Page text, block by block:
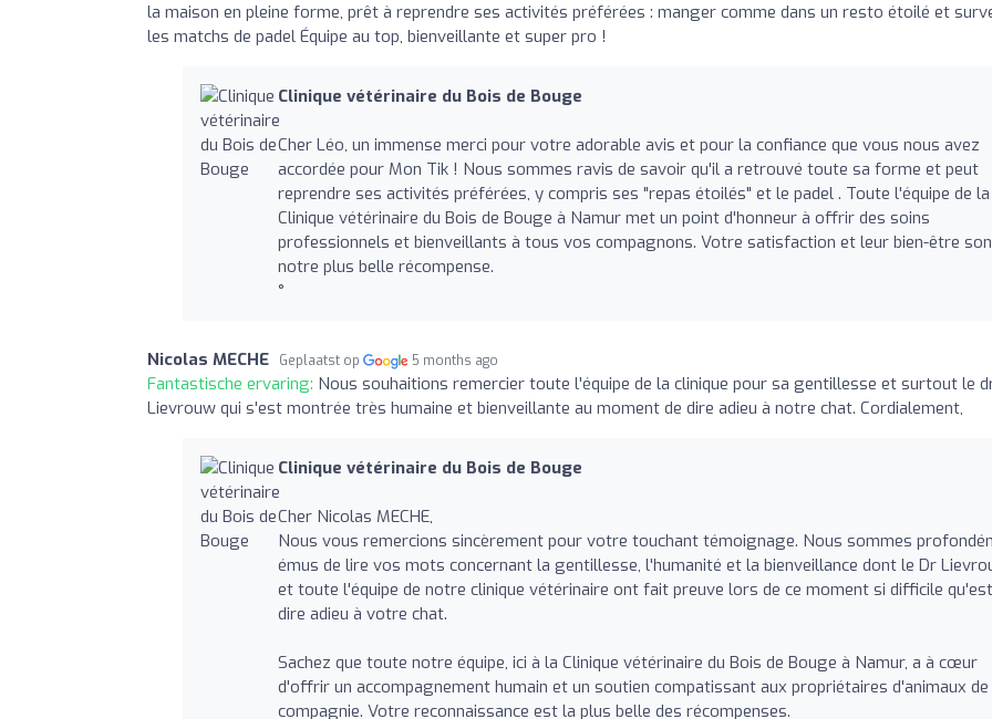
la maison en pleine forme, prêt à reprendre ses activités préférées : manger comme dans un resto étoilé et
les matchs de padel Équipe au top, bienveillante et super pro !
Clinique vétérinaire du Bois de Bouge
Cher Léo, un immense merci pour votre adorable avis et pour la confiance que vous nous avez
accordée pour Mon Tik ! Nous sommes ravis de savoir qu'il a retrouvé toute sa forme et peut
reprendre ses activités préférées, y compris ses "repas étoilés" et le padel . Toute l'équipe de la
Clinique vétérinaire du Bois de Bouge à Namur met un point d'honneur à offrir des soins
professionnels et bienveillants à tous vos compagnons. Votre satisfaction et leur bien-être
notre plus belle récompense.
°
Nicolas MECHE Geplaatst op 5 months ago
Fantastische ervaring: Nous souhaitions remercier toute l'équipe de la clinique pour sa gentillesse et surtout le
Lievrouw qui s'est montrée très humaine et bienveillante au moment de dire adieu à notre chat. Cordialement,
Clinique vétérinaire du Bois de Bouge
Cher Nicolas MECHE,
Nous vous remercions sincèrement pour votre touchant témoignage. Nous sommes
émus de lire vos mots concernant la gentillesse, l'humanité et la bienveillance dont le Dr
et toute l'équipe de notre clinique vétérinaire ont fait preuve lors de ce moment si difficile
dire adieu à votre chat.
Sachez que toute notre équipe, ici à la Clinique vétérinaire du Bois de Bouge à Namur, a à cœur
d'offrir un accompagnement humain et un soutien compatissant aux propriétaires d'animaux de
compagnie. Votre reconnaissance est la plus belle des récompenses.